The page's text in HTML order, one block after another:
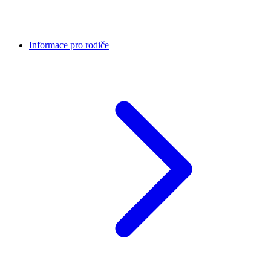
Informace pro rodiče